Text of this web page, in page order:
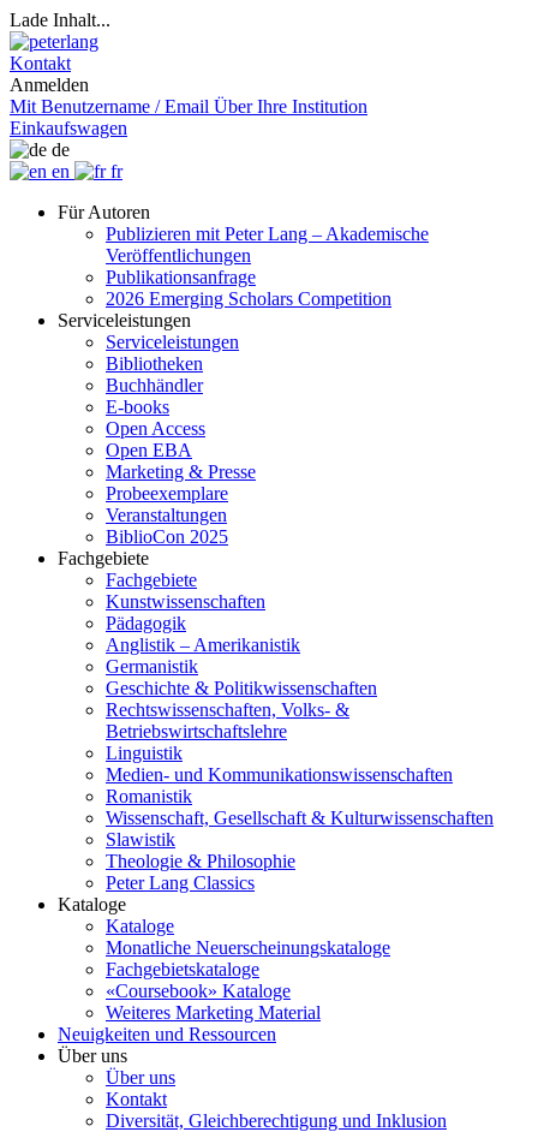
Lade Inhalt...
Kontakt
Anmelden
Mit Benutzername / Email Über Ihre Institution
Einkaufswagen
de
en
fr
Für Autoren
Publizieren mit Peter Lang – Akademische
Veröffentlichungen
Publikationsanfrage
2026 Emerging Scholars Competition
Serviceleistungen
Serviceleistungen
Bibliotheken
Buchhändler
E-books
Open Access
Open EBA
Marketing & Presse
Probeexemplare
Veranstaltungen
BiblioCon 2025
Fachgebiete
Fachgebiete
Kunstwissenschaften
Pädagogik
Anglistik – Amerikanistik
Germanistik
Geschichte & Politikwissenschaften
Rechtswissenschaften, Volks- &
Betriebswirtschaftslehre
Linguistik
Medien- und Kommunikationswissenschaften
Romanistik
Wissenschaft, Gesellschaft & Kulturwissenschaften
Slawistik
Theologie & Philosophie
Peter Lang Classics
Kataloge
Kataloge
Monatliche Neuerscheinungskataloge
Fachgebietskataloge
«Coursebook» Kataloge
Weiteres Marketing Material
Neuigkeiten und Ressourcen
Über uns
Über uns
Kontakt
Diversität, Gleichberechtigung und Inklusion